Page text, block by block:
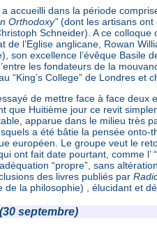
a accueilli dans la période
Orthodoxy” (dont les artisans ont
Schneider). A ce
de l’Eglise anglicane, Rowan
son excellence l’évêque Basile
les fondateurs de la
“King’s College” de Londres et
de mettre face à face deux
que Huitième jour ce revit
apparue dans le milieu très
a été bâtie la pensée onto-
européen. Le groupe veut le
ont fait date pourtant, comme
“propre”, sans
des livres publiés par
de la philosophie) , élucidant et
septembre)